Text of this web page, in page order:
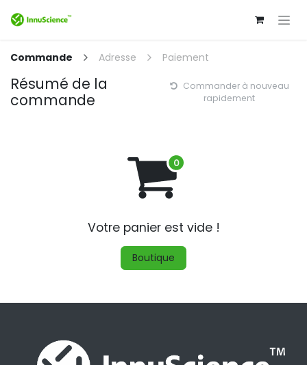
Commande Adresse Paiement
Résumé de la
commande
Commander à nouveau
rapidement
Votre panier est vide !
Boutique